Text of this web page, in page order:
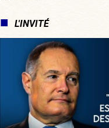
L'INVITÉ